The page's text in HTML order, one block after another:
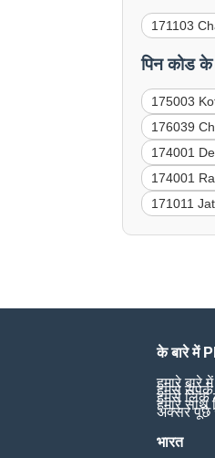
171103
पिन कोड
175003
176039
174001
174001
171011
के बारे में
हमारे बारे में
हमसे
हमसे लिंक
हमारे साथ
अक्सर पूछे
भारत